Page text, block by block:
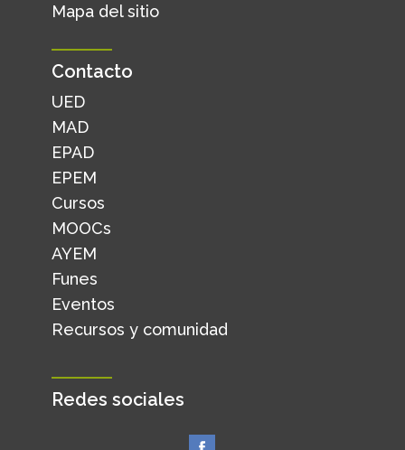
Mapa del sitio
Contacto
UED
MAD
EPAD
EPEM
Cursos
MOOCs
AYEM
Funes
Eventos
Recursos y comunidad
Redes sociales